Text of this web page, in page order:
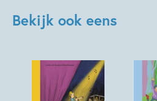
Bekijk ook eens